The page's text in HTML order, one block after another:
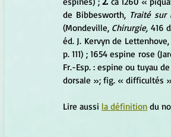
de Bibbesworth, Traité sur
(Mondeville, Chirurgie, 416
éd. J. Kervyn de Lettenhove,
p. 111) ; 1654 espine rose
Fr.-Esp. : espine ou tuyau
dorsale »; fig. « difficultés
Lire aussi la définition du